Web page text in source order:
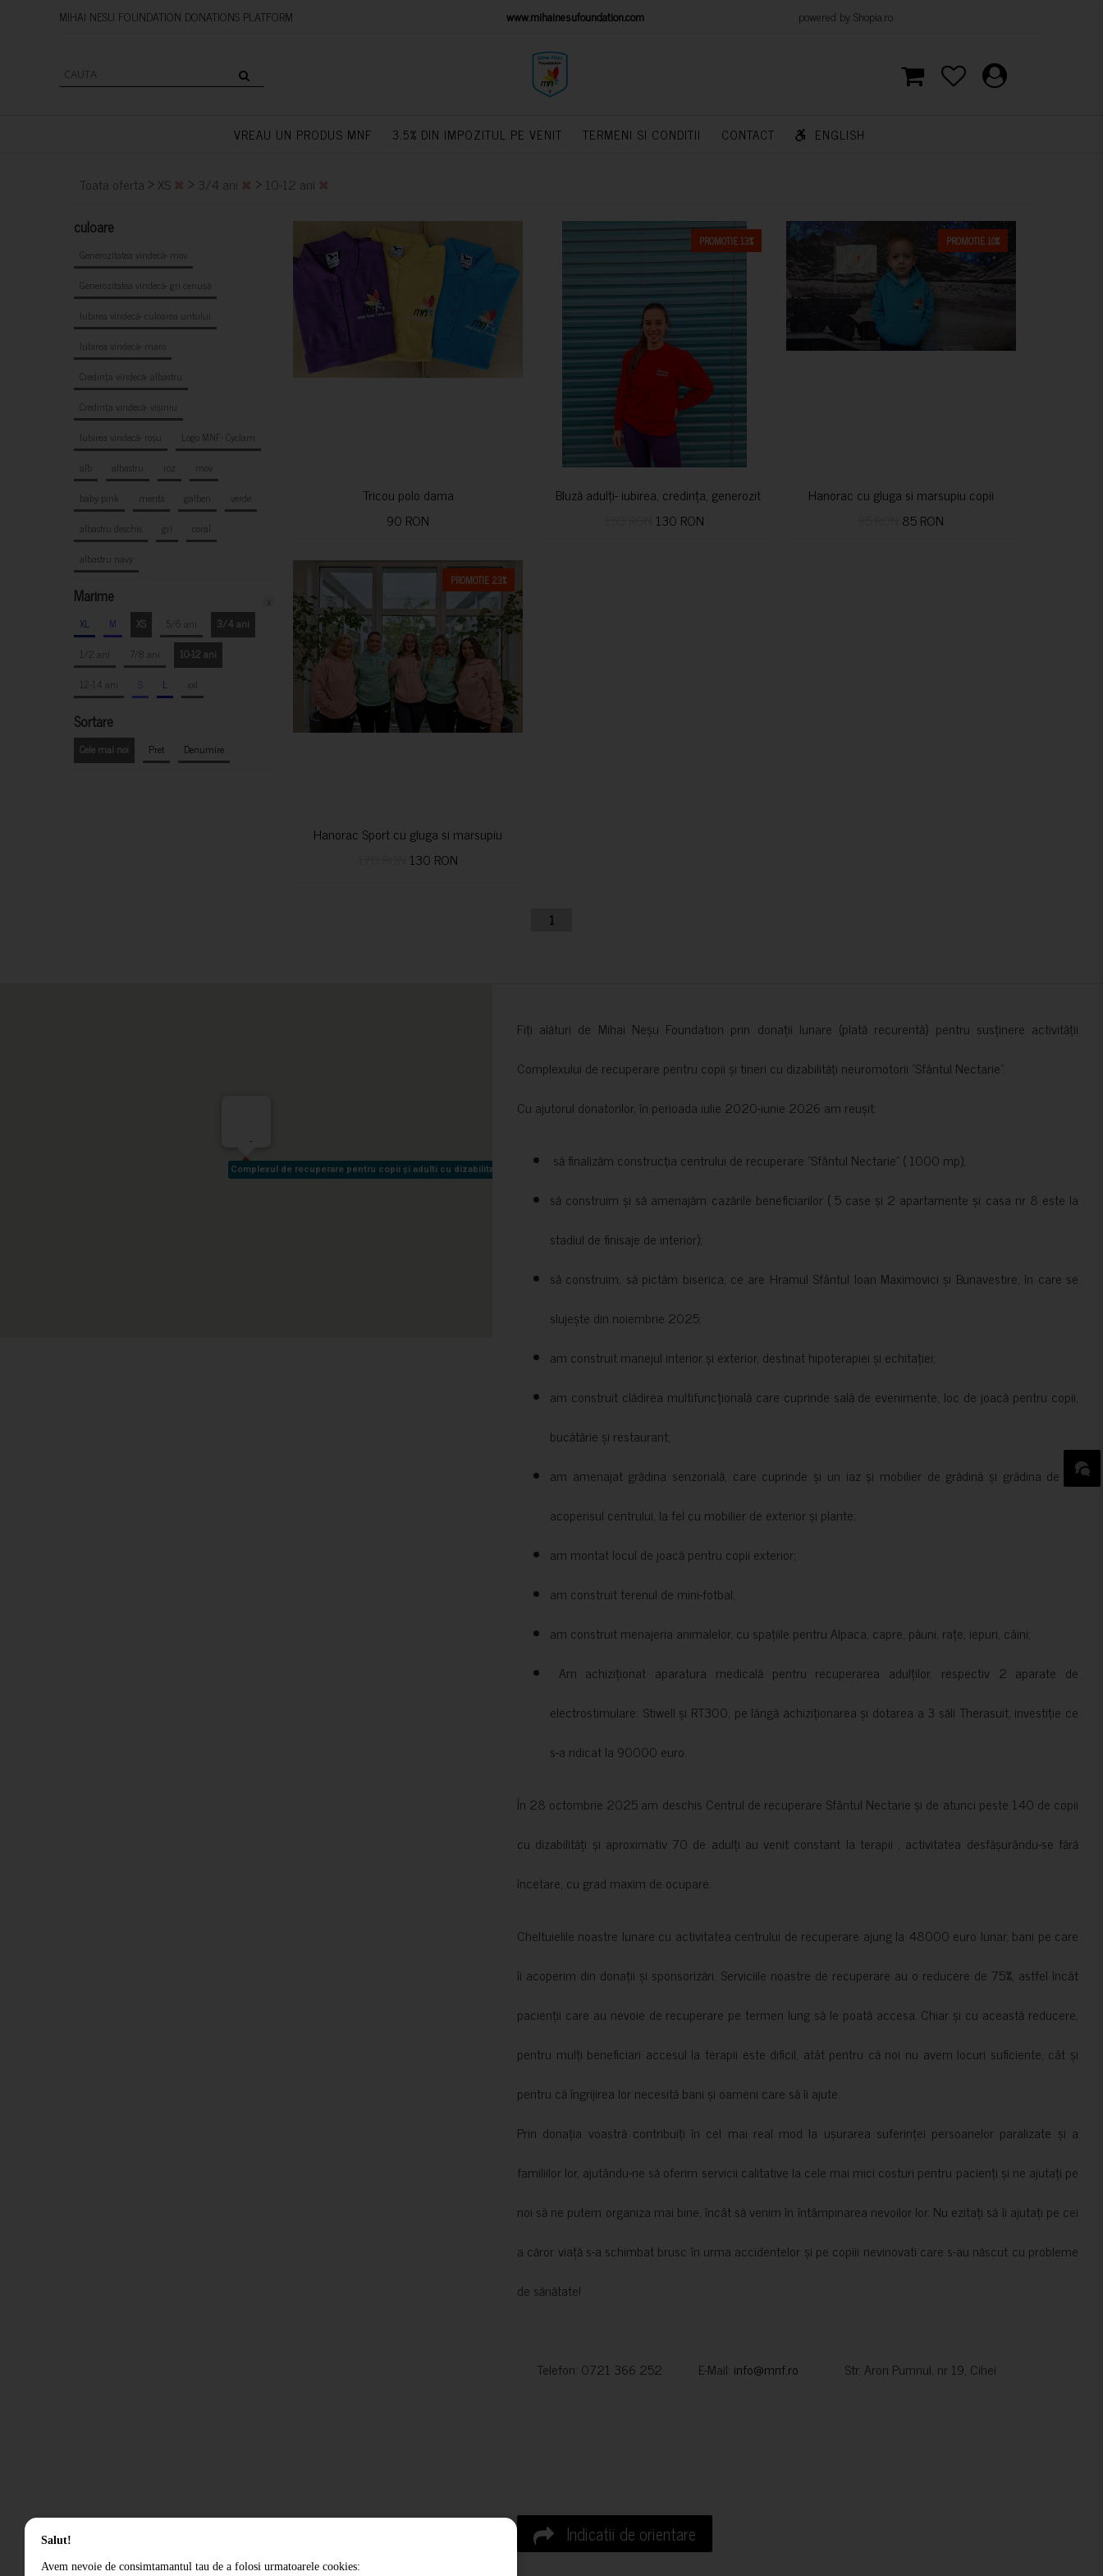
MIHAI NESU FOUNDATION DONATIONS PLATFORM www.mihainesufoundation.com powered by Shopia.ro
VREAU UN PRODUS MNF 3.5% DIN IMPOZITUL PE VENIT TERMENI SI CONDITII CONTACT ENGLISH
Toata oferta > XS > 3/4 ani > 10-12 ani
culoare
Generozitatea vindecă- mov
Generozitatea vindecă- gri cenușă
Iubirea vindecă- culoarea untului
Iubirea vindecă- maro
Credința vindecă- albastru
Credința vindecă- vișiniu
Iubirea vindecă- roșu
Logo MNF- Cyclam
alb
albastru roz
mov
baby pink
mentă galben
verde
albastru deschis
gri
coral
albastru navy
Marime
XL M XS 5/6 ani
3/4 ani
1/2 ani
7/8 ani
10-12 ani
12-14 ani
S L xxl
Sortare
Cele mai noi Pret Denumire
Tricou polo dama
90 RON
CUMPARA
PROMOTIE 13%
Bluză adulți- iubirea, credința, generozitatea vindecă
130 RON
CUMPARA
PROMOTIE 10%
Hanorac cu gluga si marsupiu copii
85 RON
PROMOTIE 23%
Hanorac Sport cu gluga si marsupiu
130 RON
CUMPARA
1
Complexul de recuperare pentru copii și adulti cu dizabilitati neuromotorii Sfântul Nectarie
Complexul de recuperare pentru copii și adulti cu dizabilitati neuromotorii Sfântul Nectarie
-
Fiți alături de Mihai Neșu Foundation prin donații lunare (plată recurentă) pentru susținere activității
Complexului de recuperare pentru copii și tineri cu dizabilități neuromotorii ”Sfântul Nectarie”.
Cu ajutorul donatorilor, în perioada iulie 2020-iunie 2026 am reușit:
să finalizăm construcția centrului de recuperare ”Sfântul Nectarie” ( 1000 mp);
să construim și să amenajăm cazările beneficiarilor ( 5 case și 2 apartamente și casa nr 8 este la
stadiul de finisaje de interior);
să construim, să pictăm biserica, ce are Hramul Sfântul Ioan Maximovici și Bunavestire, în care se
slujește din noiembrie 2025;
am construit manejul interior și exterior, destinat hipoterapiei și echitației;
am construit clădirea multifuncțională care cuprinde sală de evenimente, loc de joacă pentru copii,
bucătărie și restaurant;
am amenajat grădina senzorială, care cuprinde și un iaz și mobilier de grădină și grădina de pe
acoperisul centrului, la fel cu mobilier de exterior și plante;
am montat locul de joacă pentru copii exterior;
am construit terenul de mini-fotbal;
am construit menajeria animalelor, cu spațiile pentru Alpaca, capre, păuni, rațe, iepuri, câini;
Am achiziționat aparatura medicală pentru recuperarea adulților, respectiv 2 aparate de
electrostimulare: Stiwell și RT300, pe lângă achiziționarea și dotarea a 3 săli Therasuit, investiție ce
s-a ridicat la 90000 euro.
În 28 octombrie 2025 am deschis Centrul de recuperare Sfântul Nectarie și de atunci peste 140 de copii
cu dizabilități și aproximativ 70 de adulți au venit constant la terapii , activitatea desfășurându-se fără
încetare, cu grad maxim de ocupare.
Cheltuielile noastre lunare cu activitatea centrului de recuperare ajung la 48000 euro lunar, bani pe care
îi acoperim din donații și sponsorizări. Serviciile noastre de recuperare au o reducere de 75%, astfel încât
pacienții care au nevoie de recuperare pe termen lung să le poată accesa. Chiar și cu această reducere,
pentru mulți beneficiari accesul la terapii este dificil, atât pentru că noi nu avem locuri suficiente, cât și
pentru că îngrijirea lor necesită bani și oameni care să îi ajute.
Prin donația voastră contribuiți în cel mai real mod la ușurarea suferinței persoanelor paralizate și a
familiilor lor, ajutându-ne să oferim servicii calitative la cele mai mici costuri pentru pacienți și ne ajutați pe
noi să ne putem organiza mai bine, încât să venim în întâmpinarea nevoilor lor. Nu ezitați să îi ajutați pe cei
a căror viață s-a schimbat brusc în urma accidentelor și pe copiii nevinovati care s-au născut cu probleme
de sănătate!
Telefon: 0721 366 252 E-Mail: info@mnf.ro Str. Aron Pumnul, nr 19, Cihei
Indicatii de orientare
Salut!
Avem nevoie de consimtamantul tau de a folosi urmatoarele cookies: